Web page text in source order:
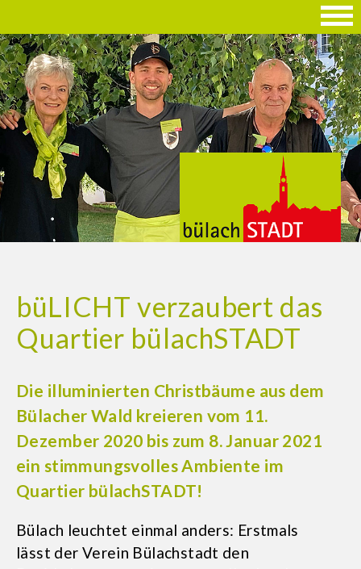
büLICHT verzaubert das
Quartier bülachSTADT
Die illuminierten Christbäume aus dem
Bülacher Wald kreieren vom 11.
Dezember 2020 bis zum 8. Januar 2021
ein stimmungsvolles Ambiente im
Quartier bülachSTADT!
Bülach leuchtet einmal anders: Erstmals
lässt der Verein Bülachstadt den